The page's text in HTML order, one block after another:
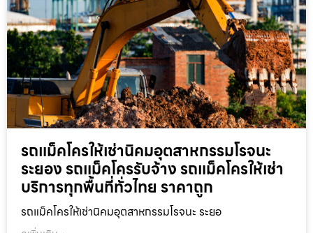
รถแม็คโครให้เช่านิคมอุตสาหกรรมโรจนะ
ระยอง รถแม็คโครรับจ้าง รถแม็คโครให้เช่า
บริการทุกพื้นที่ทั่วไทย ราคาถูก
รถแม็คโครให้เช่านิคมอุตสาหกรรมโรจนะ ระยอ